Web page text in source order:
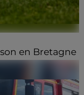
en Bretagne